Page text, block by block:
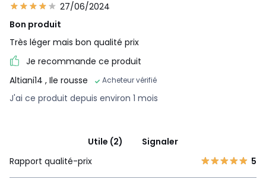
27/06/2024
Bon produit
Très léger mais bon qualité prix
Je recommande ce produit
Altiani14 , Ile rousse Acheteur vérifié
J'ai ce produit depuis environ 1 mois
Utile (2)
Signaler
Rapport qualité-prix
5